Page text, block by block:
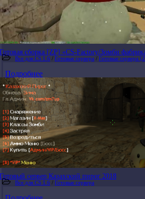
Готовая сборка [ZP] «CS-Factory/Зомби
Все для CS 1.6 / Готовые сервера / Готовые сервера
Подробнее
Готовый сервер Казахский пирог 2018
Все для CS 1.6 / Готовые сервера